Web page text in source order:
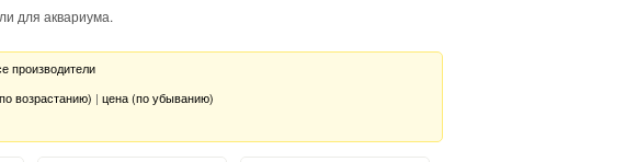
для аквариума.
производители
возрастанию) | цена (по убыванию)